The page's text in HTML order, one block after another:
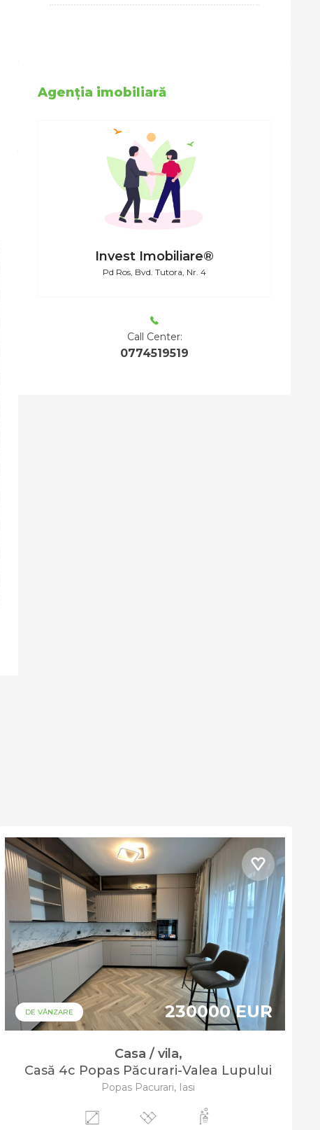
Agenția imobiliară
Invest Imobiliare®
Pd Ros, Bvd. Tutora, Nr. 4
Call Center:
0774519519
DE VÂNZARE 230000 EUR
Casa / vila,
Casă 4c Popas Păcurari-Valea Lupului
Popas Pacurari, Iasi